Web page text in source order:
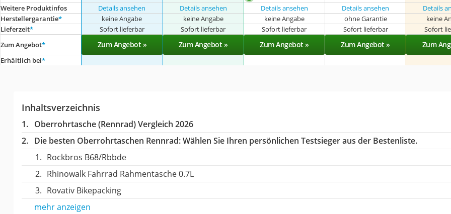
Weitere Produktinfos Details ansehen Details ansehen Details ansehen Details ansehen Details
Herstellergarantie* keine Angabe keine Angabe keine Angabe ohne Garantie keine
Lieferzeit* Sofort lieferbar Sofort lieferbar Sofort lieferbar Sofort lieferbar Sofort
Zum Angebot* Zum Angebot » Zum Angebot » Zum Angebot » Zum Angebot » Zum
Erhältlich bei*
Inhaltsverzeichnis
Oberrohrtasche (Rennrad) Vergleich 2026
Die besten Oberrohrtaschen Rennrad:Wählen Sie Ihren persönlichen Testsieger aus der Bestenliste.
Rockbros B68/Rbbde
Rhinowalk Fahrrad Rahmentasche 0.7L
Rovativ Bikepacking
mehr anzeigen